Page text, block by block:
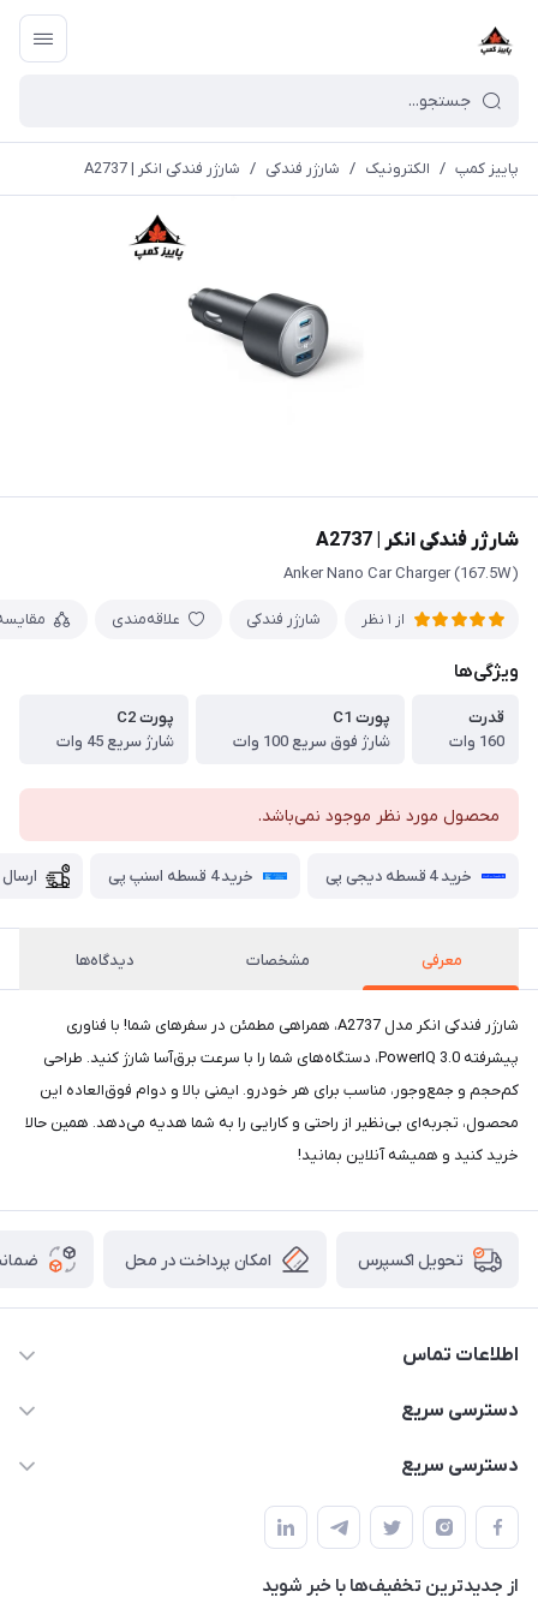
پاییز کمپ / الکترونیک / شارژر فندکی / شارژر فندکی انکر | A2737
شارژر فندکی انکر | A2737
Anker Nano Car Charger (167.5W)
از 1 نظر شارژر فندکی علاقه‌مندی
ویژگی‌ها
قدرت
160 وات
پورت C1
شارژ فوق سریع 100 وات
پورت C2
شارژ سریع 45 وات
محصول مورد نظر موجود نمی‌باشد.
خرید 4 قسطه دیجی پی خرید 4 قسطه اسنپ پی
معرفی مشخصات دیدگاه‌ها
شارژر فندکی انکر مدل A2737، همراهی مطمئن در سفرهای شما! با فناوری
پیشرفته PowerIQ 3.0، دستگاه‌های شما را با سرعت برق‌آسا شارژ کنید. طراحی
کم‌حجم و جمع‌وجور، مناسب برای هر خودرو. ایمنی بالا و دوام فوق‌العاده این
محصول، تجربه‌ای بی‌نظیر از راحتی و کارایی را به شما هدیه می‌دهد. همین حالا
خرید کنید و همیشه آنلاین بمانید!
تحویل اکسپرس امکان پرداخت در محل
اطلاعات تماس
02166456492 - 09121933405
حتما با هماهنگی قبلی
دسترسی سریع
خرید کیسه خواب
چادر بادی
ننو
دسترسی سریع
چادر سرخپوستی
صندلی تاشو
سایه بان کمپینگ
از جدید‌ترین تخفیف‌ها با‌ خبر شوید